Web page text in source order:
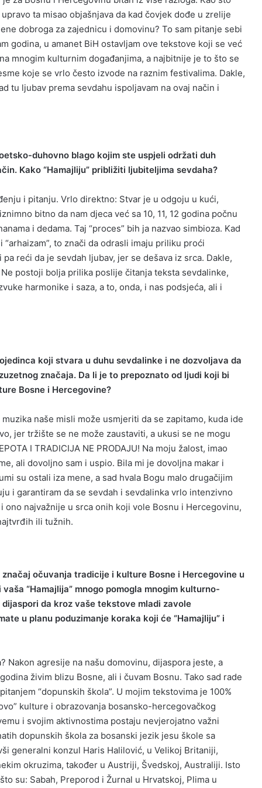
ta misao objašnjava da kad čovjek dođe u zrelije
dobroga za zajednicu i domovinu? To sam pitanje sebi
godina, u amanet BiH ostavljam ove tekstove koji se već
mnogim kulturnim događanjima, a najbitnije je to što se
koje se vrlo često izvode na raznim festivalima. Dakle,
tu ljubav prema sevdahu ispoljavam na ovaj način i
duhovno blago kojim ste uspjeli održati duh
Kako “Hamajliju” približiti ljubiteljima sevdaha?
i pitanju. Vrlo direktno: Stvar je u odgoju u kući,
bitno da nam djeca već sa 10, 11, 12 godina počnu
i dedama. Taj “proces” bih ja nazvao simbioza. Kad
to znači da odrasli imaju priliku proći
reći da je sevdah ljubav, jer se dešava iz srca. Dakle,
postoji bolja prilika poslije čitanja teksta sevdalinke,
harmonike i saza, a to, onda, i nas podsjeća, ali i
koji stvara u duhu sevdalinke i ne dozvoljava da
značaja. Da li je to prepoznato od ljudi koji bi
Bosne i Hercegovine?
naše misli može usmjeriti da se zapitamo, kuda ide
jer tržište se ne može zaustaviti, a ukusi se ne mogu
I TRADICIJA NE PRODAJU! Na moju žalost, imao
ali dovoljno sam i uspio. Bila mi je dovoljna makar i
su ostali iza mene, a sad hvala Bogu malo drugačijim
i garantiram da se sevdah i sevdalinka vrlo intenzivno
najvažnije u srca onih koji vole Bosnu i Hercegovinu,
ili tužnih.
očuvanja tradicije i kulture Bosne i Hercegovine u
“Hamajlija” mnogo pomogla mnogim kulturno-
da kroz vaše tekstove mladi zavole
u planu poduzimanje koraka koji će “Hamajliju” i
Nakon agresije na našu domovinu, dijaspora jeste, a
živim blizu Bosne, ali i čuvam Bosnu. Tako sad rade
“dopunskih škola”. U mojim tekstovima je 100%
kulture i obrazovanja bosansko-hercegovačkog
i svojim aktivnostima postaju nevjerojatno važni
dopunskih škola za bosanski jezik jesu škole sa
generalni konzul Haris Halilović, u Velikoj Britaniji,
okruzima, također u Austriji, Švedskoj, Australiji. Isto
su: Sabah, Preporod i Žurnal u Hrvatskoj, Plima u